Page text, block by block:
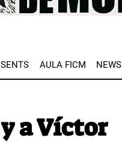
AULA FICM NEWS
a Víctor